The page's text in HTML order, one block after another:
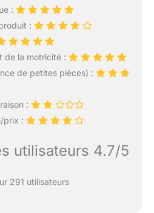
:
:
de la motricité :
de petites pièces) :
:
prix :
utilisateurs 4.7/5
291 utilisateurs